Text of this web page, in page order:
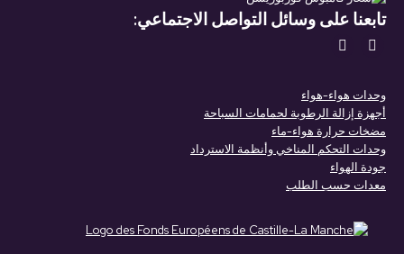
تابعنا على وسائل التواصل الاجتماعي:
تجدنا على:
YouTube
في
نافذة
جديدة
LinkedIn
في
نافذة
جديدة
وحدات هواء-هواء
أجهزة إزالة الرطوبة لحمامات السباحة
مضخات حرارة هواء-ماء
وحدات التحكم المناخي وأنظمة الاسترداد
جودة الهواء
معدات حسب الطلب